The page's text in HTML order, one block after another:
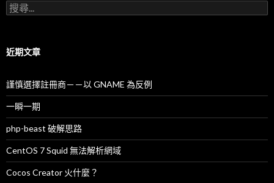
搜
尋
字
近期文章
謹慎選擇註冊商－－以 GNAME 為反例
一瞬一期
php-beast 破解思路
CentOS 7 Squid 無法解析網域
Cocos Creator 火什麼？